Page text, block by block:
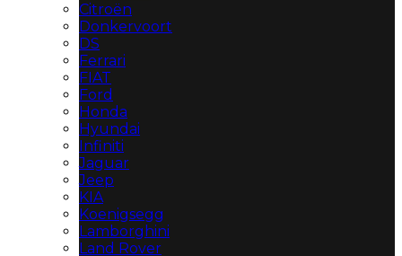
Citroën
Donkervoort
DS
Ferrari
FIAT
Ford
Honda
Hyundai
Infiniti
Jaguar
Jeep
KIA
Koenigsegg
Lamborghini
Land Rover